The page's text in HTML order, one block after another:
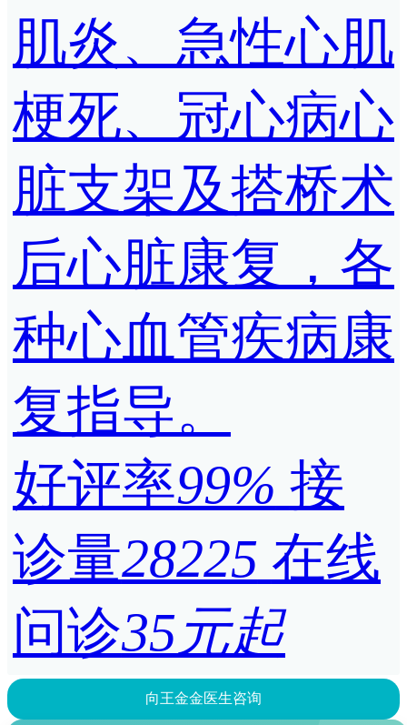
肌炎、急性心肌
梗死、冠心病心
脏支架及搭桥术
后心脏康复，各
种心血管疾病康
复指导。
好评率99% 接
诊量28225 在线
问诊35元起
向王金金医生咨询